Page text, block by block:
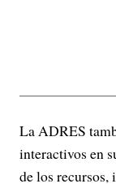
La ADRES
interactivos en
de los